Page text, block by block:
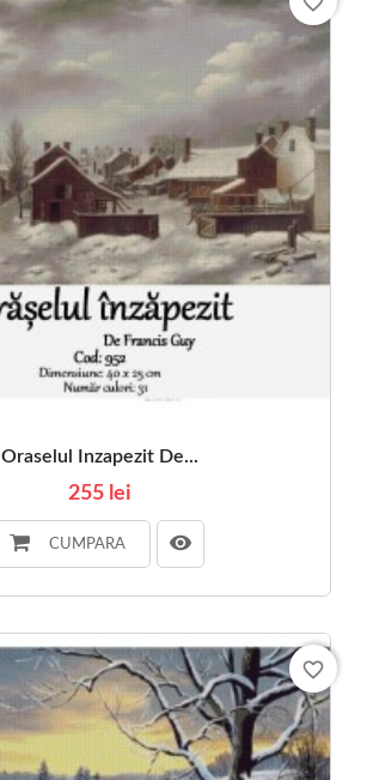
Oraselul Inzapezit De...
255 lei
CUMPARA
favorite_border